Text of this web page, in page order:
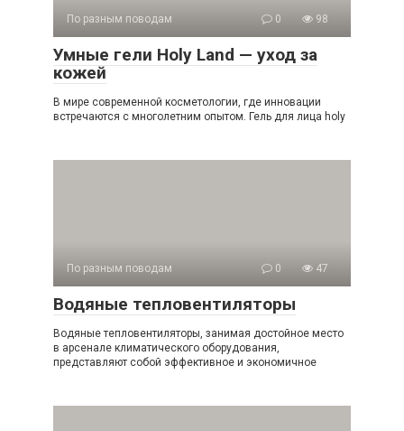
По разным поводам 0 98
Умные гели Holy Land — уход за
кожей
В мире современной косметологии, где инновации
встречаются с многолетним опытом. Гель для лица holy
По разным поводам 0 47
Водяные тепловентиляторы
Водяные тепловентиляторы, занимая достойное место
в арсенале климатического оборудования,
представляют собой эффективное и экономичное